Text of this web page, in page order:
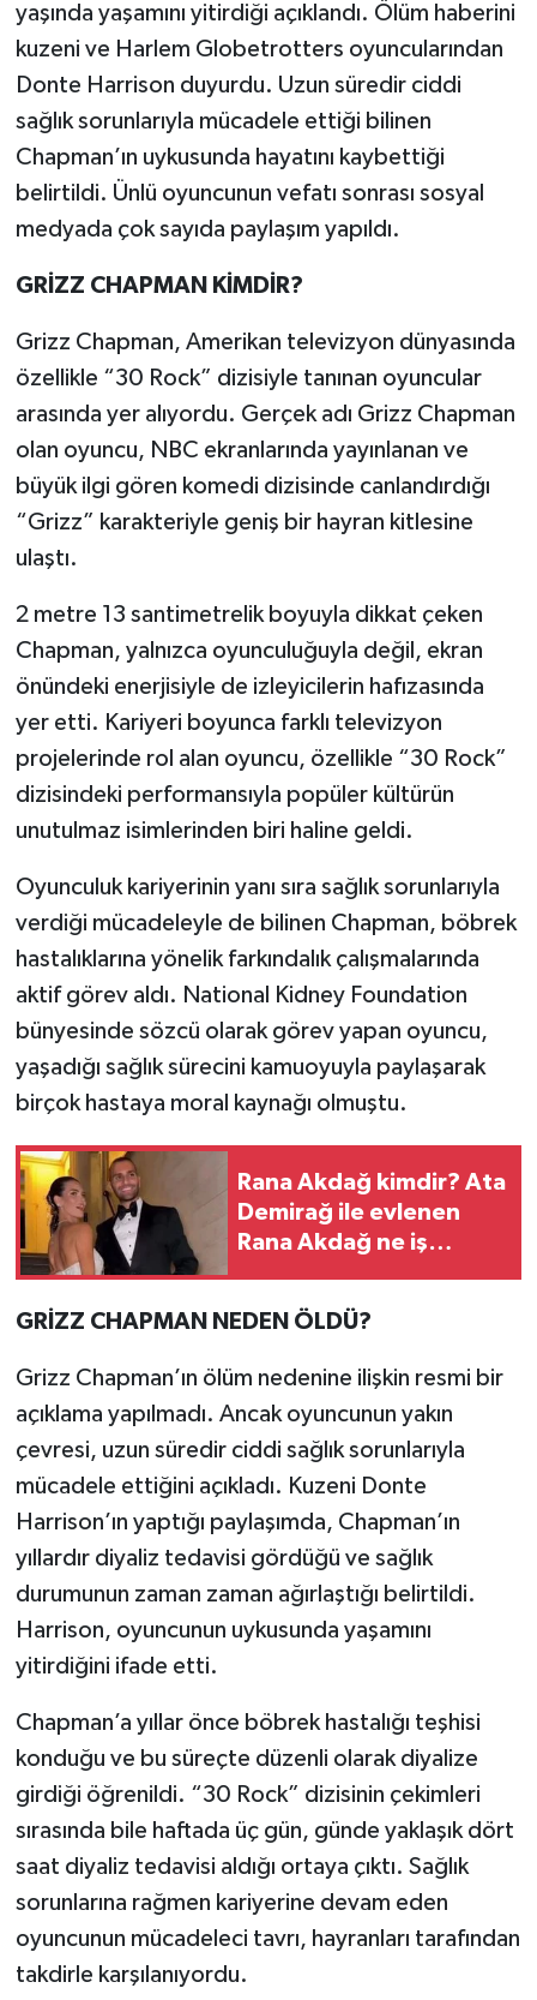
yaşında yaşamını yitirdiği açıklandı. Ölüm haberini
kuzeni ve Harlem Globetrotters oyuncularından
Donte Harrison duyurdu. Uzun süredir ciddi
sağlık sorunlarıyla mücadele ettiği bilinen
Chapman’ın uykusunda hayatını kaybettiği
belirtildi. Ünlü oyuncunun vefatı sonrası sosyal
medyada çok sayıda paylaşım yapıldı.
GRİZZ CHAPMAN KİMDİR?
Grizz Chapman, Amerikan televizyon dünyasında
özellikle “30 Rock” dizisiyle tanınan oyuncular
arasında yer alıyordu. Gerçek adı Grizz Chapman
olan oyuncu, NBC ekranlarında yayınlanan ve
büyük ilgi gören komedi dizisinde canlandırdığı
“Grizz” karakteriyle geniş bir hayran kitlesine
ulaştı.
2 metre 13 santimetrelik boyuyla dikkat çeken
Chapman, yalnızca oyunculuğuyla değil, ekran
önündeki enerjisiyle de izleyicilerin hafızasında
yer etti. Kariyeri boyunca farklı televizyon
projelerinde rol alan oyuncu, özellikle “30 Rock”
dizisindeki performansıyla popüler kültürün
unutulmaz isimlerinden biri haline geldi.
Oyunculuk kariyerinin yanı sıra sağlık sorunlarıyla
verdiği mücadeleyle de bilinen Chapman, böbrek
hastalıklarına yönelik farkındalık çalışmalarında
aktif görev aldı. National Kidney Foundation
bünyesinde sözcü olarak görev yapan oyuncu,
yaşadığı sağlık sürecini kamuoyuyla paylaşarak
birçok hastaya moral kaynağı olmuştu.
Rana Akdağ kimdir? Ata
Demirağ ile evlenen
Rana Akdağ ne iş
GRİZZ CHAPMAN NEDEN ÖLDÜ?
Grizz Chapman’ın ölüm nedenine ilişkin resmi bir
açıklama yapılmadı. Ancak oyuncunun yakın
çevresi, uzun süredir ciddi sağlık sorunlarıyla
mücadele ettiğini açıkladı. Kuzeni Donte
Harrison’ın yaptığı paylaşımda, Chapman’ın
yıllardır diyaliz tedavisi gördüğü ve sağlık
durumunun zaman zaman ağırlaştığı belirtildi.
Harrison, oyuncunun uykusunda yaşamını
yitirdiğini ifade etti.
Chapman’a yıllar önce böbrek hastalığı teşhisi
konduğu ve bu süreçte düzenli olarak diyalize
girdiği öğrenildi. “30 Rock” dizisinin çekimleri
sırasında bile haftada üç gün, günde yaklaşık dört
saat diyaliz tedavisi aldığı ortaya çıktı. Sağlık
sorunlarına rağmen kariyerine devam eden
oyuncunun mücadeleci tavrı, hayranları tarafından
takdirle karşılanıyordu.
KAHRAMANMARAŞ